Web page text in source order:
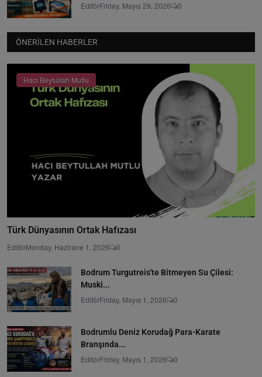
EditörFriday, Mayıs 29, 2026 0
ÖNERILEN HABERLER
Hacı Beytullah Mutlu
Türk Dünyasının Ortak Hafızası
EditörMonday, Hazirane 1, 2026 0
Bodrum Turgutreis'te Bitmeyen Su Çilesi:
Muski...
EditörFriday, Mayıs 1, 2026 0
Bodrumlu Deniz Korudağ Para-Karate
Branşında...
EditörFriday, Mayıs 1, 2026 0